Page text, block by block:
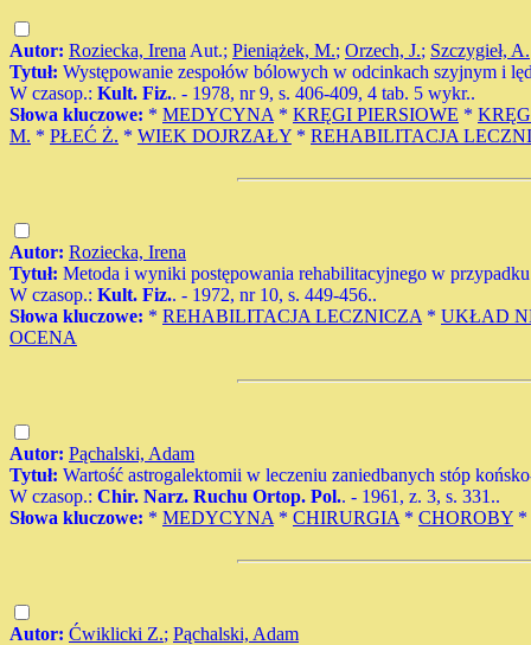
Autor: Roziecka, Irena Aut.; Pieniążek, M.; Orzech, J.; Szczygieł, A.
Tytuł: Występowanie zespołów bólowych w odcinkach szyjnym i
W czasop.: Kult. Fiz.. - 1978, nr 9, s. 406-409, 4 tab. 5 wykr..
Słowa kluczowe: * MEDYCYNA * KRĘGI PIERSIOWE *
M. * PŁEĆ Ż. * WIEK DOJRZAŁY * REHABILITACJA
Autor: Roziecka, Irena
Tytuł: Metoda i wyniki postępowania rehabilitacyjnego w
W czasop.: Kult. Fiz.. - 1972, nr 10, s. 449-456..
Słowa kluczowe: * REHABILITACJA LECZNICZA * UKŁAD
OCENA
Autor: Pąchalski, Adam
Tytuł: Wartość astrogalektomii w leczeniu zaniedbanych stóp
W czasop.: Chir. Narz. Ruchu Ortop. Pol.. - 1961, z. 3, s. 331..
Słowa kluczowe: * MEDYCYNA * CHIRURGIA * CHOROBY *
Autor: Ćwiklicki Z.; Pąchalski, Adam